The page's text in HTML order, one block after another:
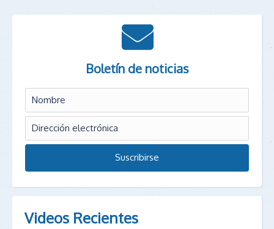
Boletín de noticias
Videos Recientes